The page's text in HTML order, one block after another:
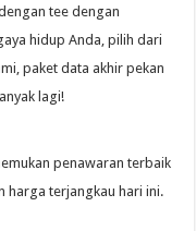
tee dengan
hidup Anda, pilih dari
paket data akhir pekan
lagi!
penawaran terbaik
harga terjangkau hari ini.